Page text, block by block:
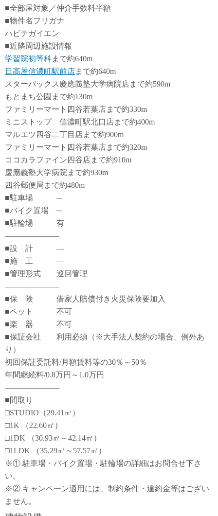
■全部屋対象／仲介手数料半額
■物件名フリガナ
ハビテガイエン
■近隣周辺施設情報
学習院初等科まで約640m
日高屋信濃町駅前店まで約640m
スターバックス慶應義塾大学病院店まで約590m
もとまち公園まで約130m
ファミリーマート四谷若葉店まで約330m
ミニストップ 信濃町駅北口店まで約400m
マルエツ四谷二丁目店まで約900m
ファミリーマート四谷若葉店まで約320m
ココカラファイン四谷店まで約910m
慶應義塾大学病院まで約930m
四谷郵便局まで約480m
■駐車場 ─
■バイク置場 ─
■駐輪場 有
―――――――
■設 計 ―
■施 工 ―
■管理形式 巡回管理
―――――――
■保 険 借家人賠償付き火災保険要加入
■ペット 不可
■楽 器 不可
■保証会社 利用必須（※大手法人契約の場合、例外あ
り）
初回保証委託料/月額賃料等の30％～50％
年間継続料/0.8万円～1.0万円
―――――――
■間取り
□STUDIO（29.41㎡）
□1K （22.60㎡）
□1DK （30.93㎡～42.14㎡）
□1LDK （35.29㎡～57.57㎡）
※① 駐車場・バイク置場・駐輪場の詳細はお問合せ下さ
い。
※② キャンペーン適用には、制約条件・違約金等はござい
ません。